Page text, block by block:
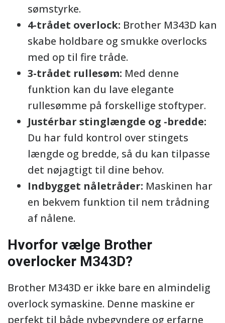
sømstyrke.
4-trådet overlock: Brother M343D kan
skabe holdbare og smukke overlocks
med op til fire tråde.
3-trådet rullesøm: Med denne
funktion kan du lave elegante
rullesømme på forskellige stoftyper.
Justérbar stinglængde og -bredde:
Du har fuld kontrol over stingets
længde og bredde, så du kan tilpasse
det nøjagtigt til dine behov.
Indbygget nåletråder: Maskinen har
en bekvem funktion til nem trådning
af nålene.
Hvorfor vælge Brother
overlocker M343D?
Brother M343D er ikke bare en almindelig
overlock symaskine. Denne maskine er
perfekt til både nybegyndere og erfarne